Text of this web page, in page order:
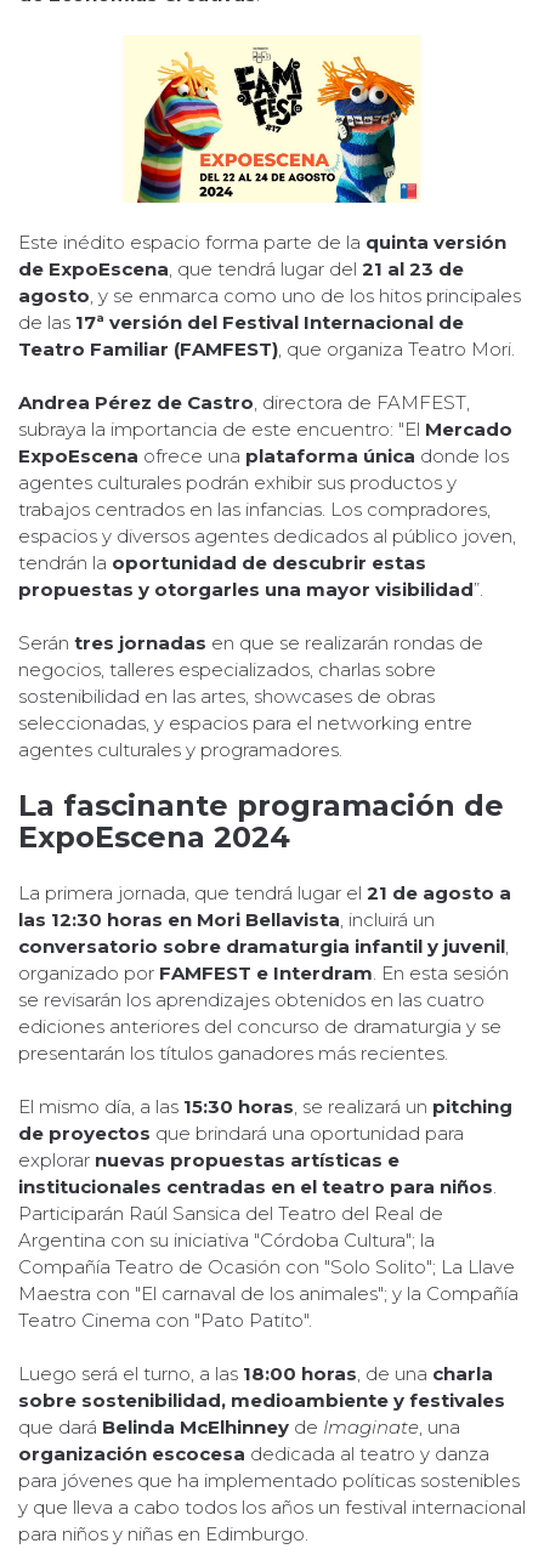
Este inédito espacio forma parte de la quinta versión
de ExpoEscena, que tendrá lugar del 21 al 23 de
agosto, y se enmarca como uno de los hitos principales
de las 17ª versión del Festival Internacional de
Teatro Familiar (FAMFEST), que organiza Teatro Mori.
Andrea Pérez de Castro, directora de FAMFEST,
subraya la importancia de este encuentro: "El Mercado
ExpoEscena ofrece una plataforma única donde los
agentes culturales podrán exhibir sus productos y
trabajos centrados en las infancias. Los compradores,
espacios y diversos agentes dedicados al público joven,
tendrán la oportunidad de descubrir estas
propuestas y otorgarles una mayor visibilidad”.
Serán tres jornadas en que se realizarán rondas de
negocios, talleres especializados, charlas sobre
sostenibilidad en las artes, showcases de obras
seleccionadas, y espacios para el networking entre
agentes culturales y programadores.
La fascinante programación de
ExpoEscena 2024
La primera jornada, que tendrá lugar el 21 de agosto a
las 12:30 horas en Mori Bellavista, incluirá un
conversatorio sobre dramaturgia infantil y juvenil,
organizado por FAMFEST e Interdram. En esta sesión
se revisarán los aprendizajes obtenidos en las cuatro
ediciones anteriores del concurso de dramaturgia y se
presentarán los títulos ganadores más recientes.
El mismo día, a las 15:30 horas, se realizará un pitching
de proyectos que brindará una oportunidad para
explorar nuevas propuestas artísticas e
institucionales centradas en el teatro para niños.
Participarán Raúl Sansica del Teatro del Real de
Argentina con su iniciativa "Córdoba Cultura"; la
Compañía Teatro de Ocasión con "Solo Solito"; La Llave
Maestra con "El carnaval de los animales"; y la Compañía
Teatro Cinema con "Pato Patito".
Luego será el turno, a las 18:00 horas, de una charla
sobre sostenibilidad, medioambiente y festivales
que dará Belinda McElhinney de Imaginate, una
organización escocesa dedicada al teatro y danza
para jóvenes que ha implementado políticas sostenibles
y que lleva a cabo todos los años un festival internacional
para niños y niñas en Edimburgo.